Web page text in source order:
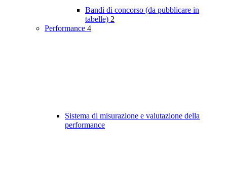
Bandi di concorso (da pubblicare in
tabelle) 2
Performance 4
Sistema di misurazione e valutazione della
performance